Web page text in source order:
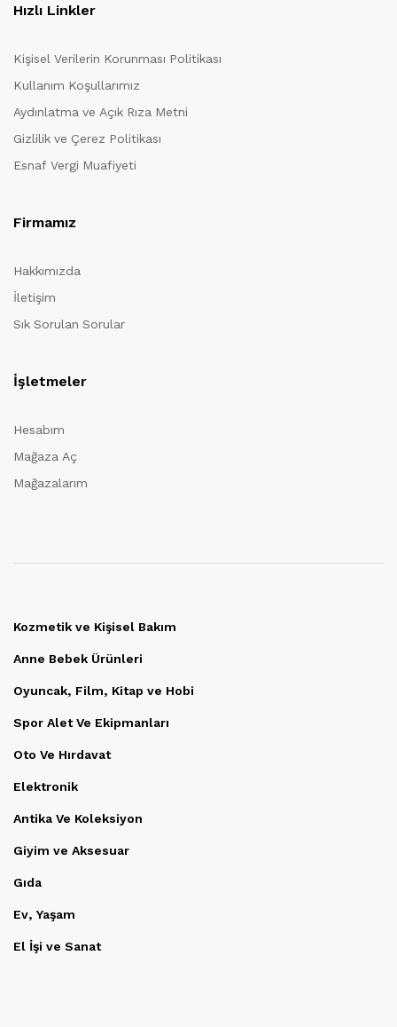
Hızlı Linkler
Kişisel Verilerin Korunması Politikası
Kullanım Koşullarımız
Aydınlatma ve Açık Rıza Metni
Gizlilik ve Çerez Politikası
Esnaf Vergi Muafiyeti
Firmamız
Hakkımızda
İletişim
Sık Sorulan Sorular
İşletmeler
Hesabım
Mağaza Aç
Mağazalarım
Kozmetik ve Kişisel Bakım
Anne Bebek Ürünleri
Oyuncak, Film, Kitap ve Hobi
Spor Alet Ve Ekipmanları
Oto Ve Hırdavat
Elektronik
Antika Ve Koleksiyon
Giyim ve Aksesuar
Gıda
Ev, Yaşam
El İşi ve Sanat